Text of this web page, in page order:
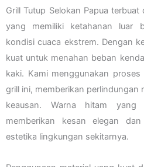
Grill Tutup Selokan Papua
yang memiliki ketahanan luar
kondisi cuaca ekstrem. Dengan
kuat untuk menahan beban
kaki. Kami menggunakan
grill ini, memberikan perlindungan
keausan. Warna hitam
memberikan kesan elegan
estetika lingkungan sekitarnya.